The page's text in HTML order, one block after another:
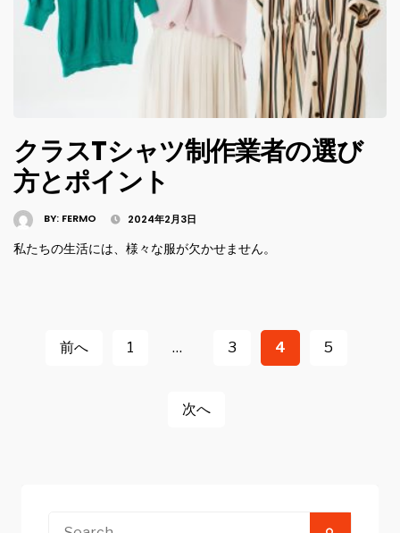
クラスTシャツ制作業者の選び
方とポイント
BY: FERMO 2024年2月3日
私たちの生活には、様々な服が欠かせません。
前へ 1 … 3 4 5
次へ
Search